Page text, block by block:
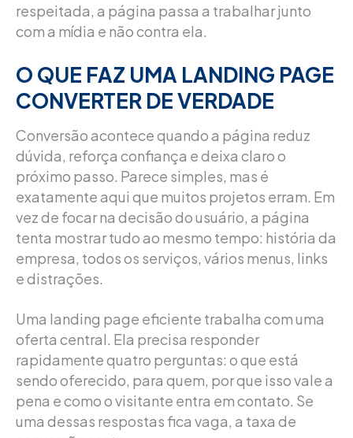
respeitada, a página passa a trabalhar junto
com a mídia e não contra ela.
O QUE FAZ UMA LANDING PAGE
CONVERTER DE VERDADE
Conversão acontece quando a página reduz
dúvida, reforça confiança e deixa claro o
próximo passo. Parece simples, mas é
exatamente aqui que muitos projetos erram. Em
vez de focar na decisão do usuário, a página
tenta mostrar tudo ao mesmo tempo: história da
empresa, todos os serviços, vários menus, links
e distrações.
Uma landing page eficiente trabalha com uma
oferta central. Ela precisa responder
rapidamente quatro perguntas: o que está
sendo oferecido, para quem, por que isso vale a
pena e como o visitante entra em contato. Se
uma dessas respostas fica vaga, a taxa de